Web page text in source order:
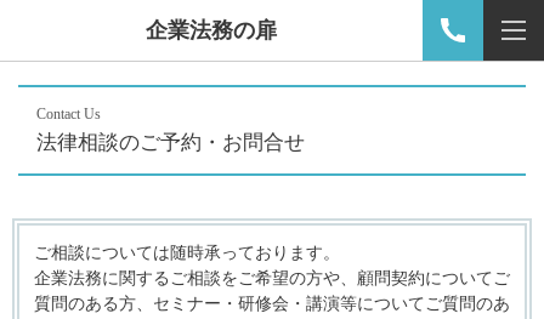
企業法務の扉
Contact Us
法律相談のご予約・お問合せ
ご相談については随時承っております。
企業法務に関するご相談をご希望の方や、顧問契約についてご
質問のある方、セミナー・研修会・講演等についてご質問のあ